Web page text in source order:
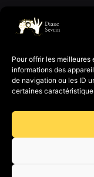
Pour offrir les
informations des
de navigation ou les ID
certaines